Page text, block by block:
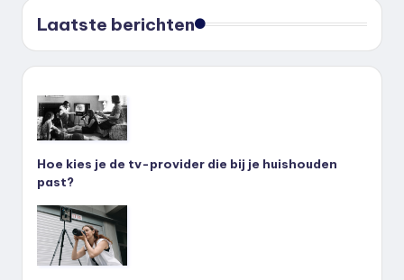
Laatste berichten
Hoe kies je de tv-provider die bij je huishouden
past?